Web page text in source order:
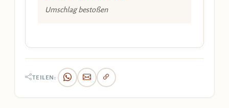
Umschlag bestoßen
TEILEN: